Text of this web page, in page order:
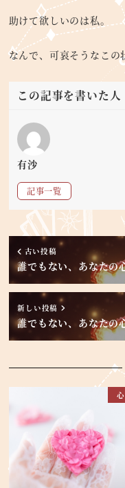
助けて欲しいのは私。
なんで、可哀そうなこ
この記事を書いた人
有沙
記事一覧
古い投稿
誰でもない、あなた
新しい投稿
誰でもない、あなた